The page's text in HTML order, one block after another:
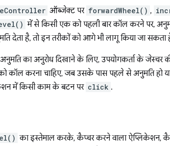
ऑब्जेक्ट पर forwardWheel() ,
में से किसी एक को पहली बार कॉल करने पर,
देता है, तो इन तरीकों को आगे भी लागू किया जा सकता
अनुमति का अनुरोध दिखाने के लिए, उपयोगकर्ता के
कॉल करना चाहिए, जब उसके पास पहले से अनुमति हो
में किसी काम के बटन पर click .
का इस्तेमाल करके, कैप्चर करने वाला ऐप्लिकेशन,